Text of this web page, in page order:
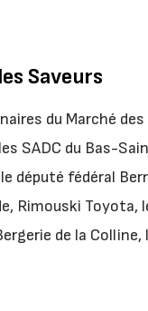
Saveurs
du Marché
SADC du Bas-
fédéral
Rimouski Toyota,
de la Colline,